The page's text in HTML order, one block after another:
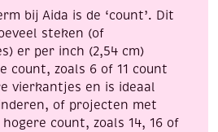
bij Aida is de ‘count’. Dit
steken (of
er per inch (2,54 cm)
count, zoals 6 of 11 count
vierkantjes en is ideaal
of projecten met
count, zoals 14, 16 of